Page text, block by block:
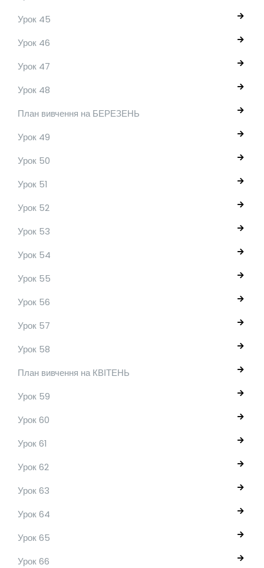
Урок 45
Урок 46
Урок 47
Урок 48
План вивчення на БЕРЕЗЕНЬ
Урок 49
Урок 50
Урок 51
Урок 52
Урок 53
Урок 54
Урок 55
Урок 56
Урок 57
Урок 58
План вивчення на КВІТЕНЬ
Урок 59
Урок 60
Урок 61
Урок 62
Урок 63
Урок 64
Урок 65
Урок 66